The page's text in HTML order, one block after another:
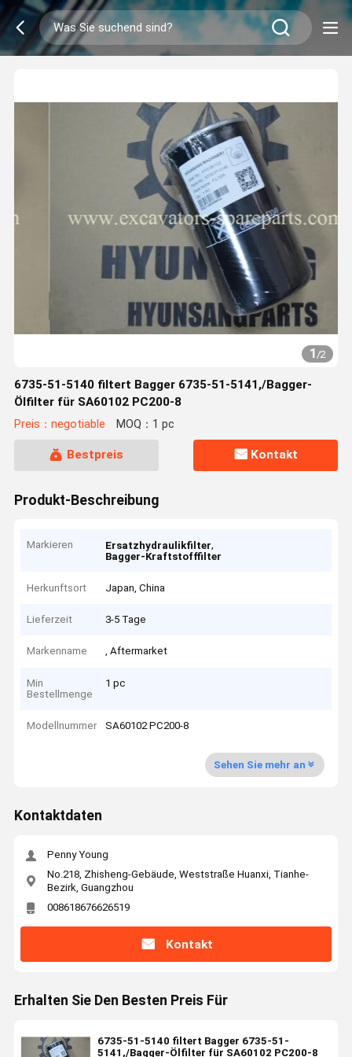
1/2
6735-51-5140 filtert Bagger 6735-51-5141,/Bagger-
Ölfilter für SA60102 PC200-8
Preis：negotiable MOQ：1 pc
Bestpreis Kontakt
Produkt-Beschreibung
Markieren Ersatzhydraulikfilter,
Bagger-Kraftstofffilter
Herkunftsort Japan, China
Lieferzeit 3-5 Tage
Markenname , Aftermarket
Min
Bestellmenge
1 pc
Modellnummer SA60102 PC200-8
Sehen Sie mehr an
Kontaktdaten
Penny Young
No.218, Zhisheng-Gebäude, Weststraße Huanxi, Tianhe-
Bezirk, Guangzhou
008618676626519
Kontakt
Erhalten Sie Den Besten Preis Für
6735-51-5140 filtert Bagger 6735-51-
5141,/Bagger-Ölfilter für SA60102 PC200-8